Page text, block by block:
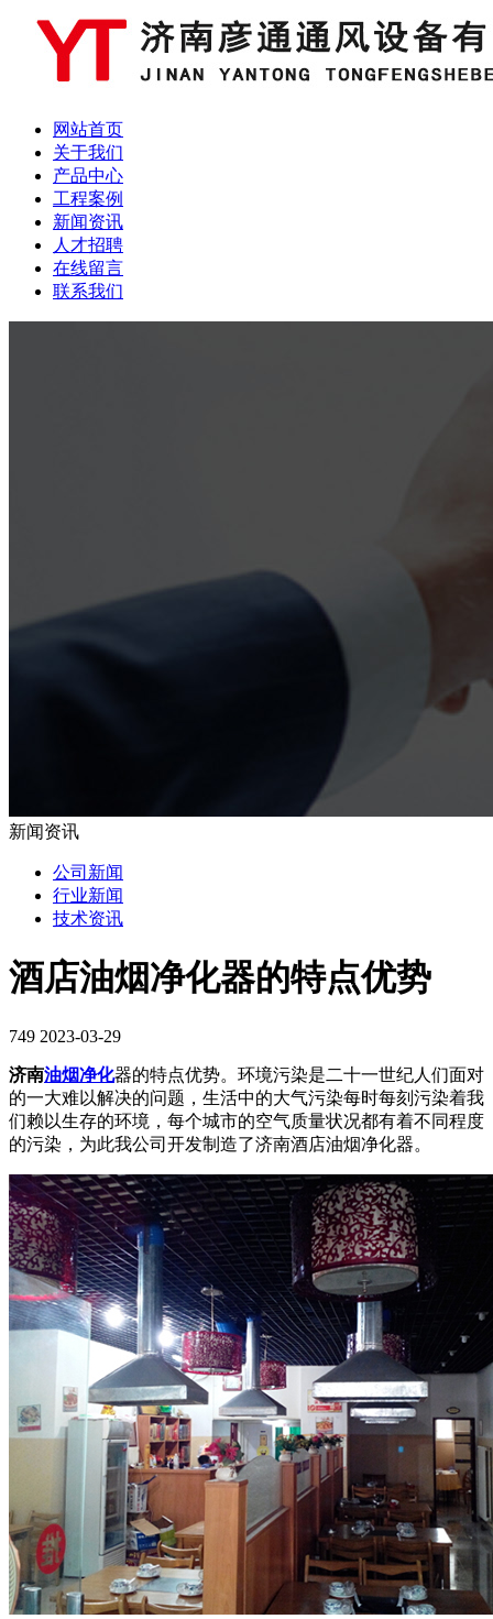
网站首页
关于我们
产品中心
工程案例
新闻资讯
人才招聘
在线留言
联系我们
新闻资讯
公司新闻
行业新闻
技术资讯
酒店油烟净化器的特点优势
749 2023-03-29
济南油烟净化器的特点优势。环境污染是二十一世纪人们面对
的一大难以解决的问题，生活中的大气污染每时每刻污染着我
们赖以生存的环境，每个城市的空气质量状况都有着不同程度
的污染，为此我公司开发制造了济南酒店油烟净化器。